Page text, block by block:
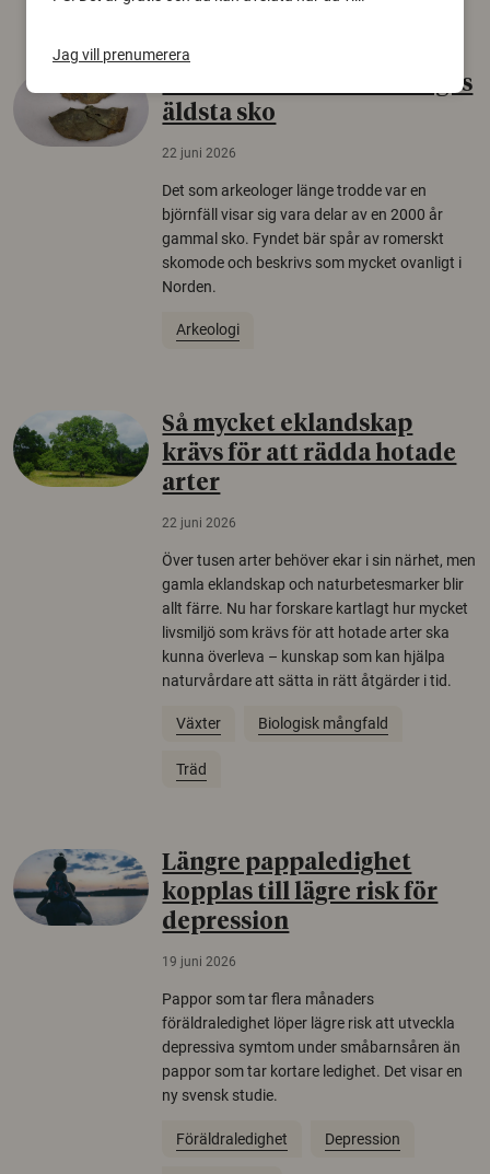
Gammalt skinn var Sveriges
äldsta sko
22 juni 2026
Det som arkeologer länge trodde var en
björnfäll visar sig vara delar av en 2000 år
gammal sko. Fyndet bär spår av romerskt
skomode och beskrivs som mycket ovanligt i
Norden.
Arkeologi
Så mycket eklandskap
krävs för att rädda hotade
arter
22 juni 2026
Över tusen arter behöver ekar i sin närhet, men
gamla eklandskap och naturbetesmarker blir
allt färre. Nu har forskare kartlagt hur mycket
livsmiljö som krävs för att hotade arter ska
kunna överleva – kunskap som kan hjälpa
naturvårdare att sätta in rätt åtgärder i tid.
Växter Biologisk mångfald
Träd
Längre pappaledighet
kopplas till lägre risk för
depression
19 juni 2026
Pappor som tar flera månaders
föräldraledighet löper lägre risk att utveckla
depressiva symtom under småbarnsåren än
pappor som tar kortare ledighet. Det visar en
ny svensk studie.
Föräldraledighet Depression
Jag vill prenumerera